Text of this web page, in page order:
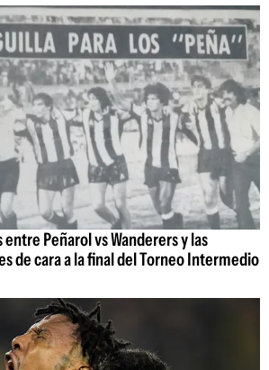
Peñarol vs Wanderers y las
de cara a la final del Torneo Intermedio